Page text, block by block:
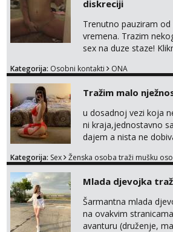
diskreciji
Trenutno pauziram
vremena. Trazim
sex na duze staze!
Kategorija: Osobni kontakti ONA
Tražim malo
u dosadnoj vezi koja
ni kraja,jednostavno
dajem a nista ne
trazim puno samo
poljupce po tijelu koji
pale,obozavam kad
kontrolu . javi se :)
me tamo, cekam te!
Kategorija: Sex Ženska osoba traži mušku
Mlada djevojka
Šarmantna mlada
na ovakvim
avanturu (druženje,